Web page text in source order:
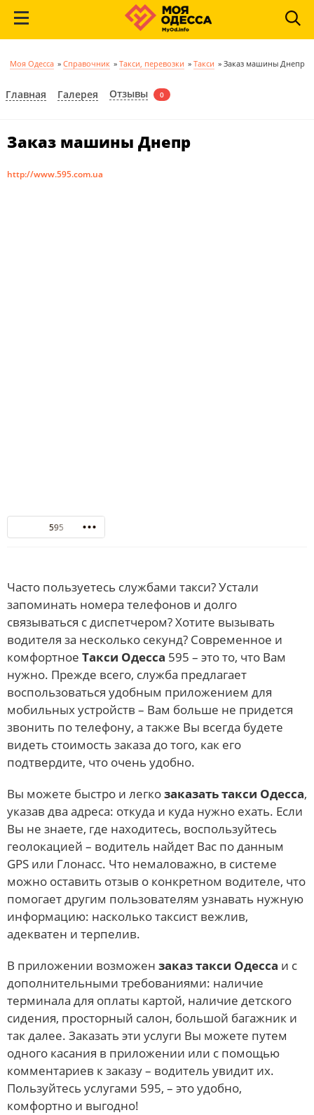
Моя Одесса » Справочник » Такси, перевозки » Такси » Заказ машины Днепр
Главная Галерея Отзывы 0
Заказ машины Днепр
http://www.595.com.ua
595
Часто пользуетесь службами такси? Устали
запоминать номера телефонов и долго
связываться с диспетчером? Хотите вызывать
водителя за несколько секунд? Современное и
комфортное Такси Одесса 595 – это то, что Вам
нужно. Прежде всего, служба предлагает
воспользоваться удобным приложением для
мобильных устройств – Вам больше не придется
звонить по телефону, а также Вы всегда будете
видеть стоимость заказа до того, как его
подтвердите, что очень удобно.
Вы можете быстро и легкозаказать такси Одесса,
указав два адреса: откуда и куда нужно ехать. Если
Вы не знаете, где находитесь, воспользуйтесь
геолокацией – водитель найдет Вас по данным
GPS или Глонасс. Что немаловажно, в системе
можно оставить отзыв о конкретном водителе, что
помогает другим пользователям узнавать нужную
информацию: насколько таксист вежлив,
адекватен и терпелив.
В приложении возможен заказ такси Одесса и с
дополнительными требованиями: наличие
терминала для оплаты картой, наличие детского
сидения, просторный салон, большой багажник и
так далее. Заказать эти услуги Вы можете путем
одного касания в приложении или с помощью
комментариев к заказу – водитель увидит их.
Пользуйтесь услугами 595, – это удобно,
комфортно и выгодно!